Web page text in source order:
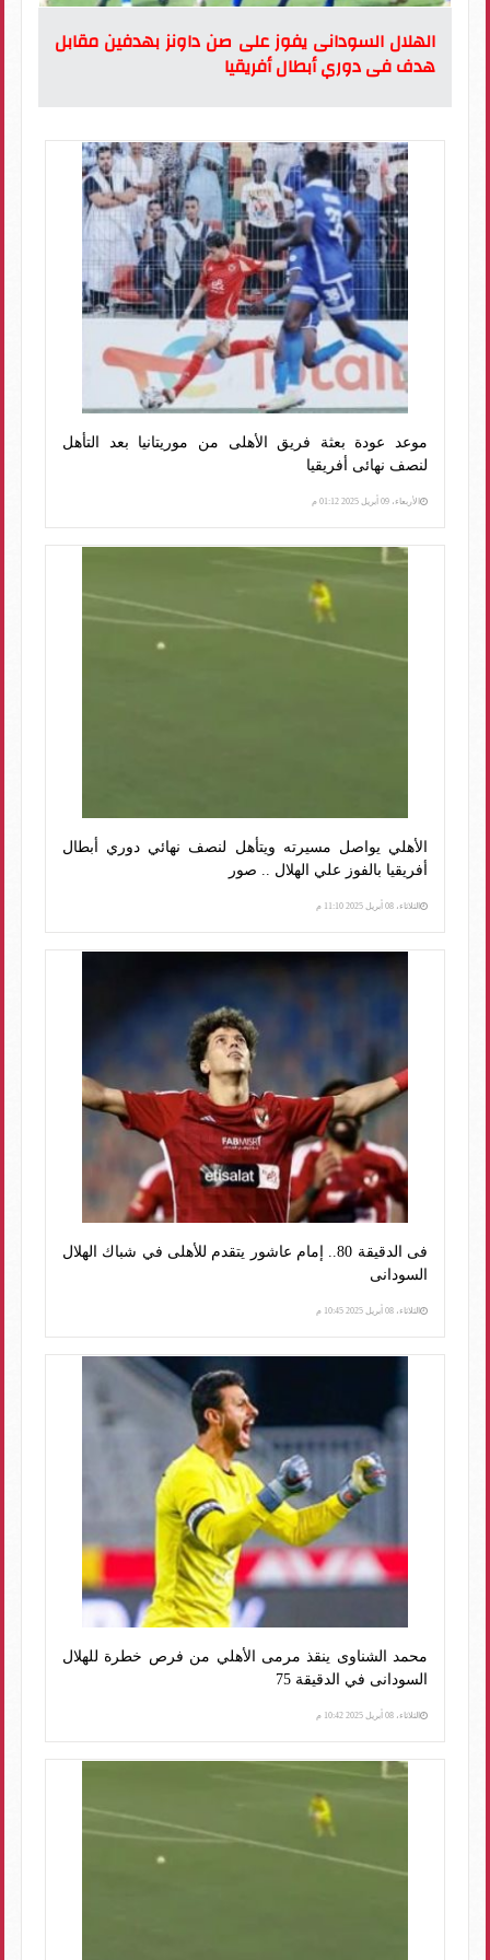
الهلال السودانى يفوز على صن داونز بهدفين مقابل
هدف فى دوري أبطال أفريقيا
موعد عودة بعثة فريق الأهلى من موريتانيا بعد التأهل
لنصف نهائى أفريقيا
الأربعاء، 09 أبريل 2025 01:12 م
الأهلي يواصل مسيرته ويتأهل لنصف نهائي دوري أبطال
أفريقيا بالفوز علي الهلال .. صور
الثلاثاء، 08 أبريل 2025 11:10 م
فى الدقيقة 80.. إمام عاشور يتقدم للأهلى في شباك الهلال
السودانى
الثلاثاء، 08 أبريل 2025 10:45 م
محمد الشناوى ينقذ مرمى الأهلي من فرص خطرة للهلال
السودانى في الدقيقة 75
الثلاثاء، 08 أبريل 2025 10:42 م